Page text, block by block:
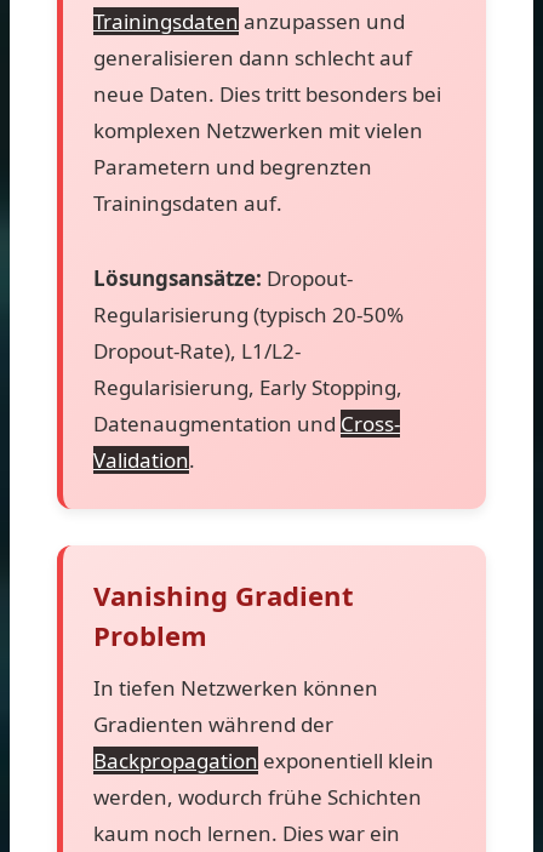
Trainingsdaten anzupassen und
generalisieren dann schlecht auf
neue Daten. Dies tritt besonders bei
komplexen Netzwerken mit vielen
Parametern und begrenzten
Trainingsdaten auf.
Lösungsansätze: Dropout-
Regularisierung (typisch 20-50%
Dropout-Rate), L1/L2-
Regularisierung, Early Stopping,
Datenaugmentation und Cross-
Validation.
Vanishing Gradient
Problem
In tiefen Netzwerken können
Gradienten während der
Backpropagation exponentiell klein
werden, wodurch frühe Schichten
kaum noch lernen. Dies war ein